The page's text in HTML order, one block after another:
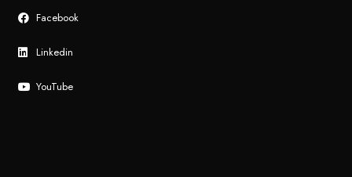
Facebook
Linkedin
YouTube